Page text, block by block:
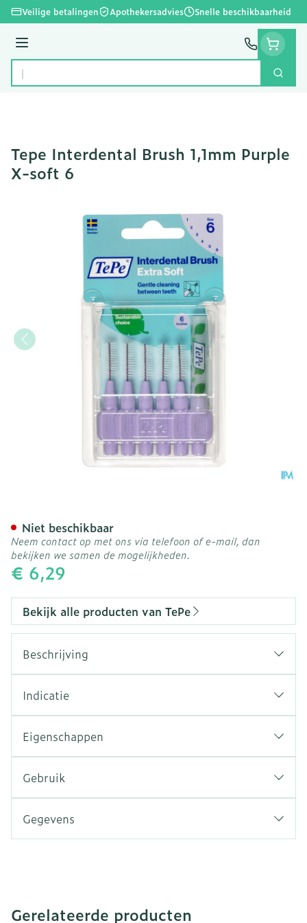
Ga naar de inhoud
Veilige betalingen Apothekersadvies Snelle beschikbaarheid
Menu
Product, merk, categorie...
Zoek
Tepe Interdental Brush 1,1mm Purple
X-soft 6
€ 6,29
Niet beschikbaar
Neem contact op met ons via telefoon of e-mail, dan
bekijken we samen de mogelijkheden.
Bekijk alle producten van TePe
Beschrijving
Indicatie
Eigenschappen
Gebruik
Gegevens
Gerelateerde producten